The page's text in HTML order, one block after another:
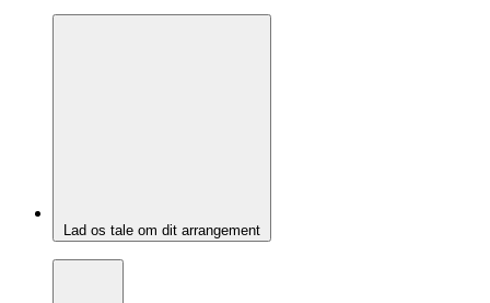
Lad os tale om dit arrangement